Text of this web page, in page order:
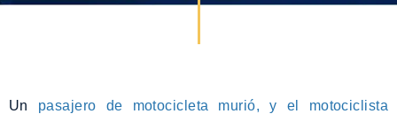
Un pasajero de motocicleta murió, y el motociclista